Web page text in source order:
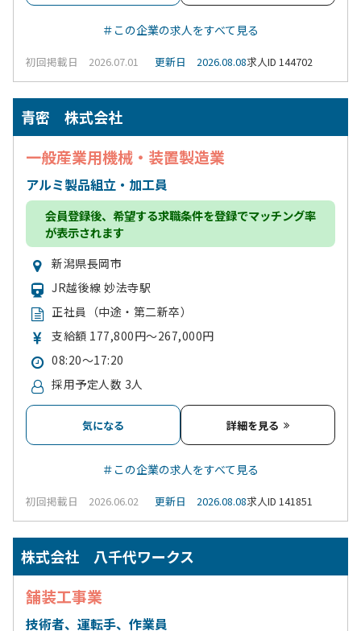
＃この企業の求人をすべて見る
初回掲載日 2026.07.01 更新日 2026.08.08求人ID 144702
青密 株式会社
一般産業用機械・装置製造業
アルミ製品組立・加工員
会員登録後、希望する求職条件を登録でマッチング率
が表示されます
新潟県長岡市
JR越後線 妙法寺駅
正社員（中途・第二新卒）
支給額 177,800円～267,000円
08:20～17:20
採用予定人数 3人
気になる 詳細を見る
＃この企業の求人をすべて見る
初回掲載日 2026.06.02 更新日 2026.08.08求人ID 141851
株式会社 八千代ワークス
舗装工事業
技術者、運転手、作業員